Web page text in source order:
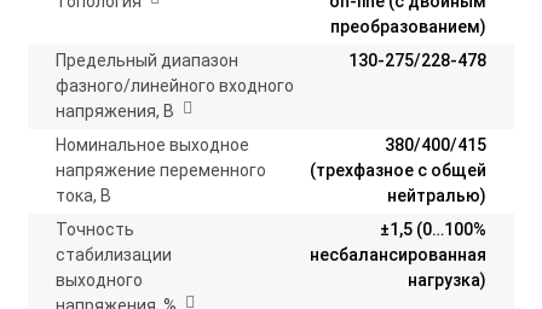
преобразованием)
Предельный диапазон
фазного/линейного входного
напряжения, В
130-275/228-478
Номинальное выходное
напряжение переменного
тока, В
380/400/415
(трехфазное с общей
нейтралью)
Точность
стабилизации
выходного
±1,5 (0…100%
несбалансированная
нагрузка)